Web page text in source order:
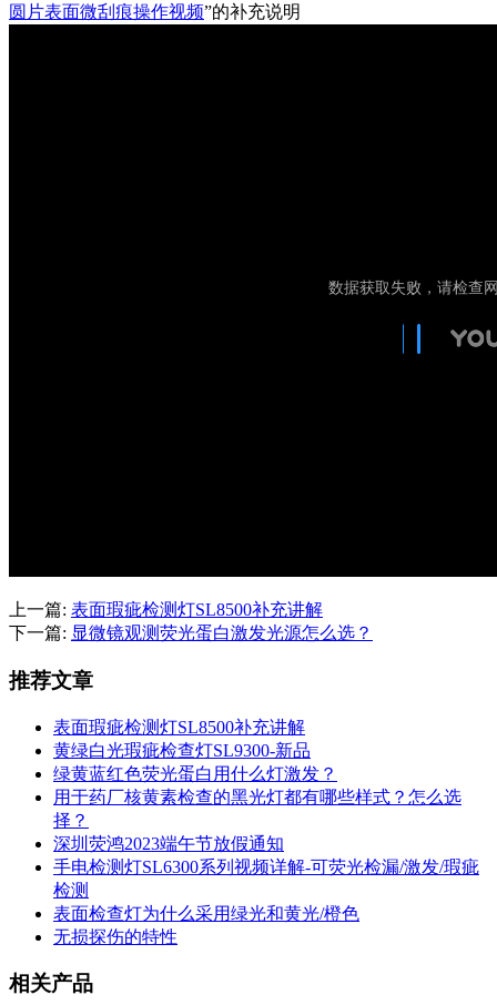
圆片表面微刮痕操作视频”的补充说明
上一篇: 表面瑕疵检测灯SL8500补充讲解
下一篇: 显微镜观测荧光蛋白激发光源怎么选？
推荐文章
表面瑕疵检测灯SL8500补充讲解
黄绿白光瑕疵检查灯SL9300-新品
绿黄蓝红色荧光蛋白用什么灯激发？
用于药厂核黄素检查的黑光灯都有哪些样式？怎么选
择？
深圳荧鸿2023端午节放假通知
手电检测灯SL6300系列视频详解-可荧光检漏/激发/瑕疵
检测
表面检查灯为什么采用绿光和黄光/橙色
无损探伤的特性
相关产品